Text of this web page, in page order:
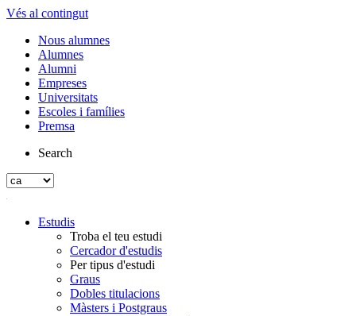
Vés al contingut
Nous alumnes
Alumnes
Alumni
Empreses
Universitats
Escoles i famílies
Premsa
Search
Estudis
Troba el teu estudi
Cercador d'estudis
Per tipus d'estudi
Graus
Dobles titulacions
Màsters i Postgraus